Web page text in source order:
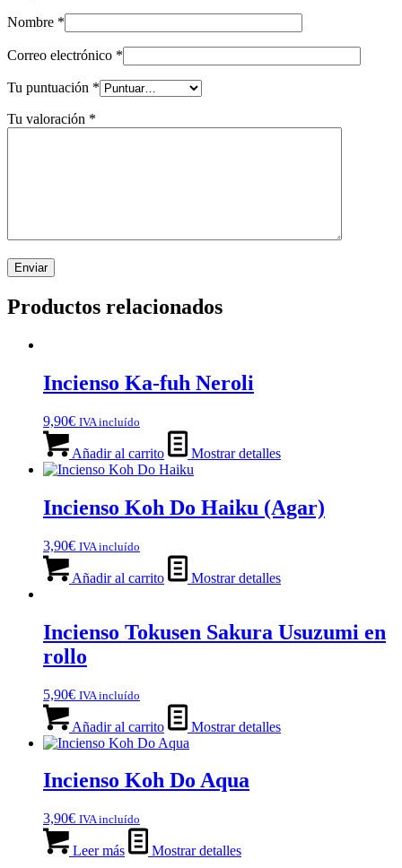
Nombre *
Correo electrónico *
Tu puntuación *
Tu valoración *
Productos relacionados
Incienso Ka-fuh Neroli
9,90€ IVA incluído
Añadir al carrito Mostrar detalles
Incienso Koh Do Haiku (Agar)
3,90€ IVA incluído
Añadir al carrito Mostrar detalles
Incienso Tokusen Sakura Usuzumi en
rollo
5,90€ IVA incluído
Añadir al carrito Mostrar detalles
Incienso Koh Do Aqua
3,90€ IVA incluído
Leer más Mostrar detalles